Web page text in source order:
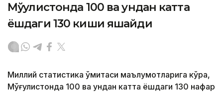
Мўғулистонда 100 ва ундан катта
ёшдаги 130 киши яшайди
Миллий статистика қўмитаси маълумотларига кўра,
Мўғулистонда 100 ва ундан катта ёшдаги 130 нафар